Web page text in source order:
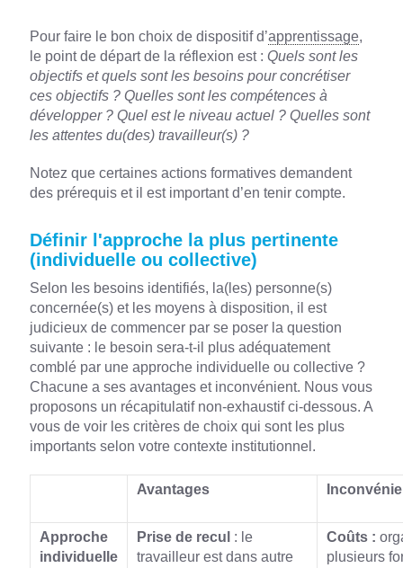
Pour faire le bon choix de dispositif d’apprentissage,
le point de départ de la réflexion est : Quels sont les
objectifs et quels sont les besoins pour concrétiser
ces objectifs ? Quelles sont les compétences à
développer ? Quel est le niveau actuel ? Quelles sont
les attentes du(des) travailleur(s) ?
Notez que certaines actions formatives demandent
des prérequis et il est important d’en tenir compte.
Définir l'approche la plus pertinente
(individuelle ou collective)
Selon les besoins identifiés, la(les) personne(s)
concernée(s) et les moyens à disposition, il est
judicieux de commencer par se poser la question
suivante : le besoin sera-t-il plus adéquatement
comblé par une approche individuelle ou collective ?
Chacune a ses avantages et inconvénient. Nous vous
proposons un récapitulatif non-exhaustif ci-dessous. A
vous de voir les critères de choix qui sont les plus
importants selon votre contexte institutionnel.
Avantages
Approche
individuelle
Prise de recul : le
travailleur est dans autre
Coûts :
plusieurs